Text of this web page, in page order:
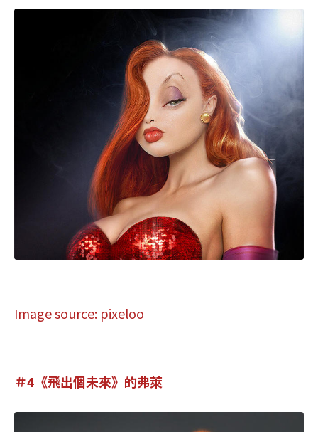
Image source: pixeloo
＃4《飛出個未來》的弗萊